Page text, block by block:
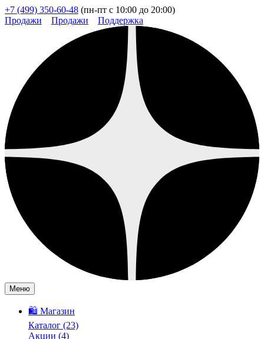
+7 (499) 350-60-48 (пн-пт с 10:00 до 20:00)
Продажи
Продажи Поддержка
Меню
🛍️ Магазин
Каталог (23)
Акции (4)